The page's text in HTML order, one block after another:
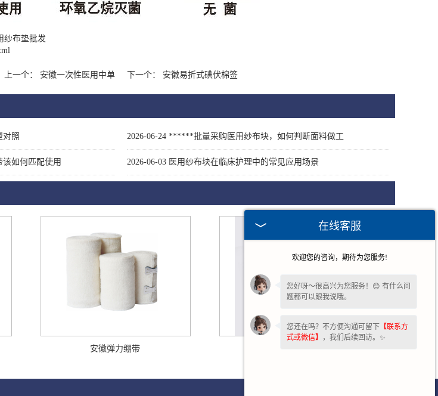
纱布垫批发
上一个：
安徽一次性医用中单 下一个： 安徽易折式碘伏棉签
对照 2026-06-24 ******批量采购医用纱布块，如何判断面料做工
如何匹配使用 2026-06-03 医用纱布块在临床护理中的常见应用场景
安徽弹力绷带
在线客服
欢迎您的咨询，期待为您服务!
您好呀～很高兴为您服务！😊 有什么问
题都可以跟我说哦。
您还在吗？不方便沟通可留下 【联系方
式或微信】
，我们后续回访。✨